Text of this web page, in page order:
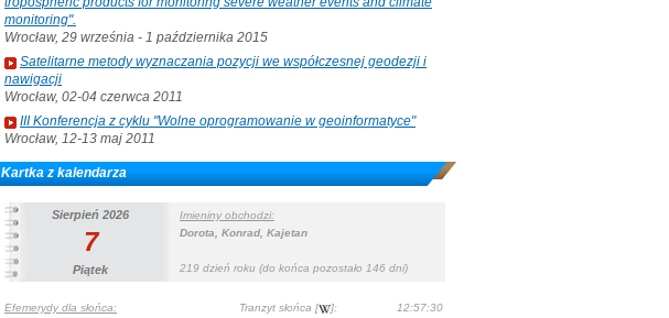
monitoring".
Wrocław, 29 września - 1 października 2015
Satelitarne metody wyznaczania pozycji we współczesnej geodezji i
nawigacji
Wrocław, 02-04 czerwca 2011
III Konferencja z cyklu "Wolne oprogramowanie w geoinformatyce"
Wrocław, 12-13 maj 2011
Kartka z kalendarza
Sierpień 2026
Imieniny obchodzi:
Dorota, Konrad, Kajetan
219 dzień roku (do końca pozostało 146 dni)
7
Piątek
Efemerydy dla słońca: Tranzyt słońca [ ]: 12:57:30